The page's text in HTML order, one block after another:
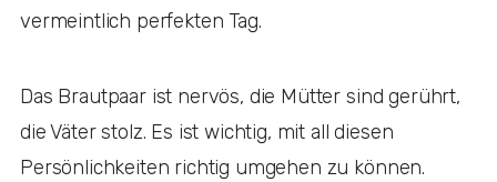
vermeintlich perfekten Tag.
Das Brautpaar ist nervös, die Mütter sind gerührt,
die Väter stolz. Es ist wichtig, mit all diesen
Persönlichkeiten richtig umgehen zu können.